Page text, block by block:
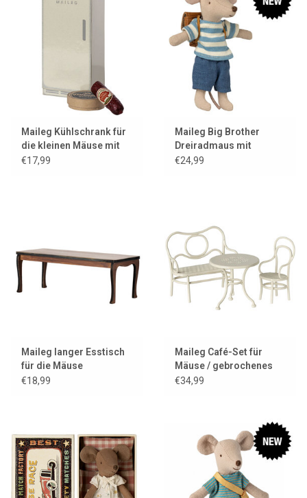
Maileg Kühlschrank für
die kleinen Mäuse mit
Wurst und Camembert
€17,99
Maileg Big Brother
Dreiradmaus mit
Tasche / braun
€24,99
Maileg langer Esstisch
für die Mäuse
€18,99
Maileg Café-Set für
Mäuse / gebrochenes
Weiß
€34,99